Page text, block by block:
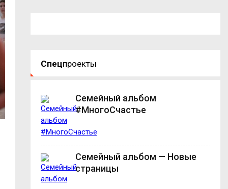
Спецпроекты
Семейный альбом
#МногоСчастье
Семейный альбом — Новые
страницы